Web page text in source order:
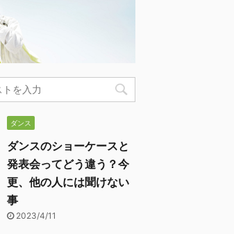
ダンス
ダンスのショーケースと
発表会ってどう違う？今
更、他の人には聞けない
事
2023/4/11